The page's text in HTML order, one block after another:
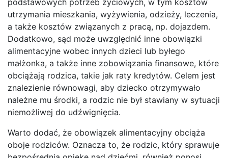
utrzymania mieszkania, wyżywienia, odzieży, leczenia,
a także kosztów związanych z pracą, np. dojazdem.
Dodatkowo, sąd może uwzględnić inne obowiązki
alimentacyjne wobec innych dzieci lub byłego
małżonka, a także inne zobowiązania finansowe, które
obciążają rodzica, takie jak raty kredytów. Celem jest
znalezienie równowagi, aby dziecko otrzymywało
należne mu środki, a rodzic nie był stawiany w sytuacji
niemożliwej do udźwignięcia.
Warto dodać, że obowiązek alimentacyjny obciąża
oboje rodziców. Oznacza to, że rodzic, który sprawuje